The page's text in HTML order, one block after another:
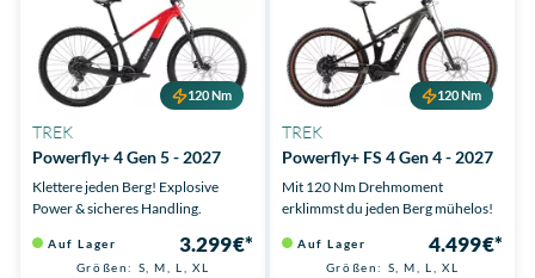
120 Nm
TREK
Powerfly+ 4 Gen 5 - 2027
Klettere jeden Berg! Explosive
Power & sicheres Handling.
Auf Lager 3.299 €*
Größen: S, M, L, XL
120 Nm
TREK
Powerfly+ FS 4 Gen 4 - 2027
Mit 120 Nm Drehmoment
erklimmst du jeden Berg mühelos!
Auf Lager 4.499 €*
Größen: S, M, L, XL